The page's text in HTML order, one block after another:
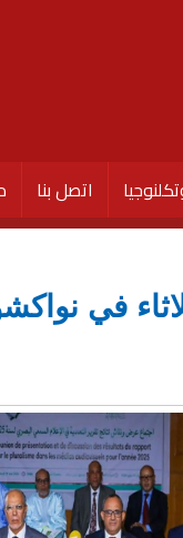
اتصل بنا
في